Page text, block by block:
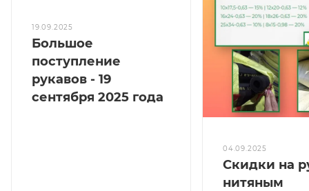
19.09.2025
Большое
поступление
рукавов - 19
сентября 2025 года
04.09.2025
Скидки на
нитяным